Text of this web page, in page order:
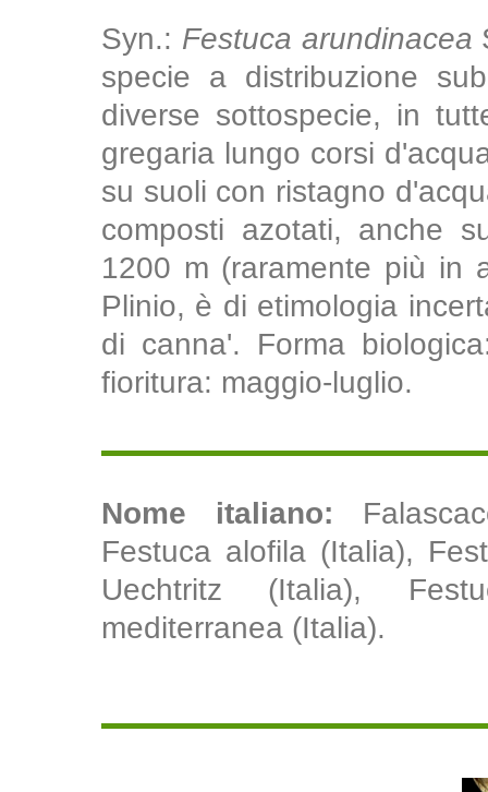
Syn.: Festuca arundinacea
specie a distribuzione
diverse sottospecie, in
gregaria lungo corsi
su suoli con ristagno
composti azotati, anche
1200 m (raramente più in
Plinio, è di etimologia
di canna'. Forma
fioritura: maggio-luglio.
Nome italiano:
Festuca alofila (Italia),
Uechtritz (Italia),
mediterranea (Italia).